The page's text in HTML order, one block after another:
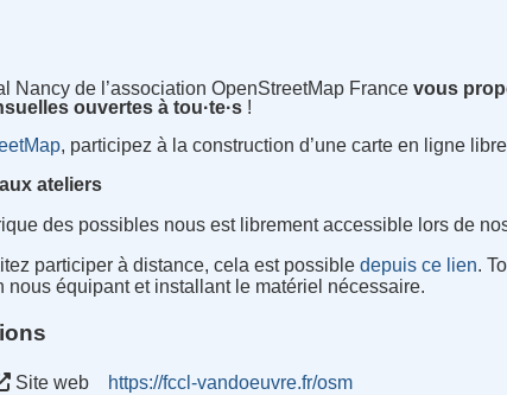
Nancy de l’association OpenStreetMap Francevous
ouvertes à tou·te·s !
, participez à la construction d’une carte en ligne
ateliers
des possibles nous est librement accessible lors de
participer à distance, cela est possibledepuis ce lien.
nous équipant et installant le matériel nécessaire.
Site web https://fccl-vandoeuvre.fr/osm